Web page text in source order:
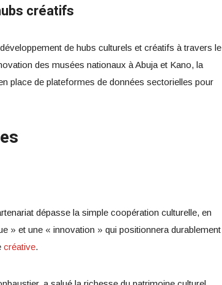
créatifs
de hubs culturels et créatifs à travers le
des musées nationaux à Abuja et Kano, la
place de plateformes de données sectorielles pour
dépasse la simple coopération culturelle, en
» et une « innovation » qui positionnera durablement
créative.